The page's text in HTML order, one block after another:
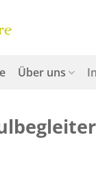
Über uns